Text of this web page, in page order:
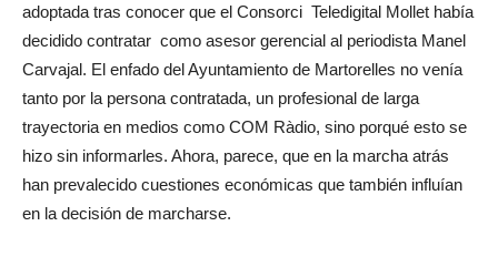
adoptada tras conocer que el Consorci Teledigital Mollet había
decidido contratar como asesor gerencial al periodista Manel
Carvajal. El enfado del Ayuntamiento de Martorelles no venía
tanto por la persona contratada, un profesional de larga
trayectoria en medios como COM Ràdio, sino porqué esto se
hizo sin informarles. Ahora, parece, que en la marcha atrás
han prevalecido cuestiones económicas que también influían
en la decisión de marcharse.